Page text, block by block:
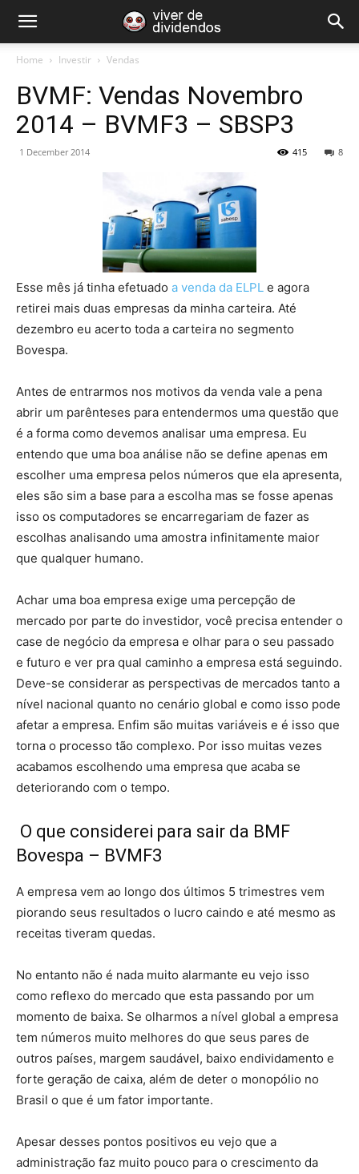
Home Investir Vendas
BVMF: Vendas Novembro
2014 – BVMF3 – SBSP3
1 December 2014 8
415
Esse mês já tinha efetuado a venda da ELPL e agora
retirei mais duas empresas da minha carteira. Até
dezembro eu acerto toda a carteira no segmento
Bovespa.
Antes de entrarmos nos motivos da venda vale a pena
abrir um parênteses para entendermos uma questão que
é a forma como devemos analisar uma empresa. Eu
entendo que uma boa análise não se define apenas em
escolher uma empresa pelos números que ela apresenta,
eles são sim a base para a escolha mas se fosse apenas
isso os computadores se encarregariam de fazer as
escolhas analisando uma amostra infinitamente maior
que qualquer humano.
Achar uma boa empresa exige uma percepção de
mercado por parte do investidor, você precisa entender o
case de negócio da empresa e olhar para o seu passado
e futuro e ver pra qual caminho a empresa está seguindo.
Deve-se considerar as perspectivas de mercados tanto a
nível nacional quanto no cenário global e como isso pode
afetar a empresa. Enfim são muitas variáveis e é isso que
torna o processo tão complexo. Por isso muitas vezes
acabamos escolhendo uma empresa que acaba se
deteriorando com o tempo.
O que considerei para sair da BMF
Bovespa – BVMF3
A empresa vem ao longo dos últimos 5 trimestres vem
piorando seus resultados o lucro caindo e até mesmo as
receitas tiveram quedas.
No entanto não é nada muito alarmante eu vejo isso
como reflexo do mercado que esta passando por um
momento de baixa. Se olharmos a nível global a empresa
tem números muito melhores do que seus pares de
outros países, margem saudável, baixo endividamento e
forte geração de caixa, além de deter o monopólio no
Brasil o que é um fator importante.
Apesar desses pontos positivos eu vejo que a
administração faz muito pouco para o crescimento da